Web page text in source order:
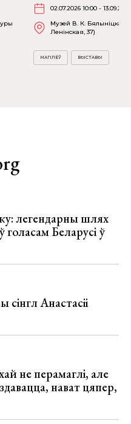
02.07.2026 10:00 -
Музей В. К. Бялыніцкага-
Ленінская, 37)
МАГІЛЁЎ ВЫСТАВЫ
легендарны шлях
голасам Беларусі ў
Анастасіі
не перамаглі, але
нават цяпер,